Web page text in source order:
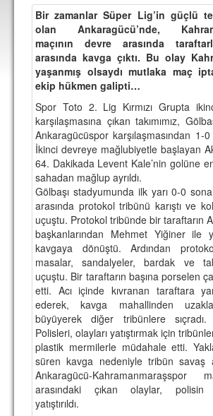
TARAFTAR
BİLETLER
DEPLASMAN
LİSANSLI ÜRÜNLER
MULTİMEDYA
FOTOĞRAF & VİDEOLAR
MARŞ & TEZAHÜRATLAR
KULÜP
AMBLEM
SPOR TESİSLERİ
YÖNETİM KURULU
PERSONEL
SPONSORLAR
TARİHÇE
TARİHİ BAŞARILAR
Bir zamanlar Süper Lig’in güçlü
olan Ankaragücü’nde,
maçının devre arasında
arasında kavga çıktı. Bu olay
yaşanmış olsaydı mutlaka maç
ekip hükmen galipti…
Spor Toto 2. Lig Kırmızı Grupta
karşılaşmasına çıkan takımımız,
Ankaragücüspor karşılaşmasından 1-0
İkinci devreye mağlubiyetle başlayan
64. Dakikada Levent Kale’nin golüne
sahadan mağlup ayrıldı.
Gölbaşı stadyumunda ilk yarı 0-0
arasında protokol tribünü karıştı ve
uçuştu. Protokol tribünde bir taraftarın
başkanlarından Mehmet Yiğiner ile
kavgaya dönüştü. Ardından
masalar, sandalyeler, bardak ve
uçuştu. Bir taraftarın başına porselen
etti. Acı içinde kıvranan taraftara
ederek, kavga mahallinden
büyüyerek diğer tribünlere
Polisleri, olayları yatıştırmak için
plastik mermilerle müdahale etti.
süren kavga nedeniyle tribün savaş
Ankaragücü-Kahramanmaraşspor
arasındaki çıkan olaylar, polisin
yatıştırıldı.